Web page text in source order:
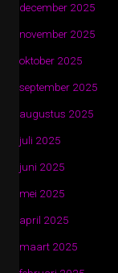
december 2025
november 2025
oktober 2025
september 2025
augustus 2025
juli 2025
juni 2025
mei 2025
april 2025
maart 2025